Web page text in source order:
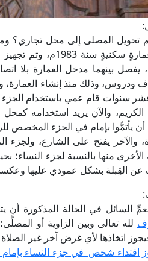
تحويل المصلى إلى محل تجاري؟
ببناء عمارةٍ
يفصل بينهما مدخل العمارة بلا
ودروس، وذلك منذ إنشاء العمارة،
سنوات قام عمي باستخدام
الكريم، والآن يريد استخدامه
أن يأتمُّوا بإمام في الجزء المخصص
والآخر يفتح على الشارع،
الأخرى منها بالنسبة لجزء
عن القِبلة بشكل عمودي عليها
السائل في الحالة المذكورة أن
لله تعالى وبين الزاوية أو
اتخاذها لأي غرض آخر غير الصلاة
اقتداء شخص في جزء النساء